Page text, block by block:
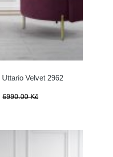
Velvet 2962
6990.00 Kč